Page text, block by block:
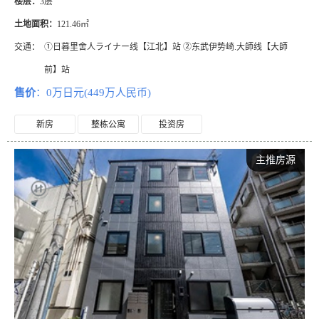
土地面积： 121.46㎡
交通： ①日暮里舍人ライナー线【江北】站 ②东武伊势崎.大師线【大師
前】站
售价：0万日元(449万人民币)
新房 整栋公寓 投资房
主推房源